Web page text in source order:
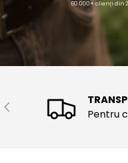
60.000+ clienți din
ANTERIOR
Pentru